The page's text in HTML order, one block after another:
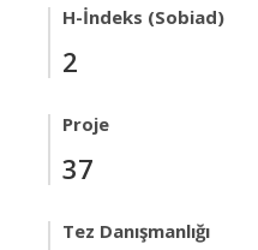
H-İndeks (Sobiad)
2
Proje
37
Tez Danışmanlığı